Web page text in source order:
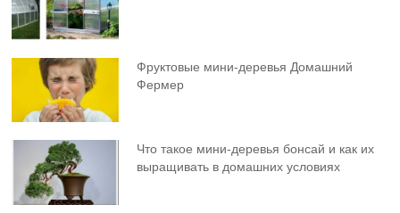
Фруктовыe мини-деревья Домашний
Фермер
Что такое мини-деревья бонсай и как их
выращивать в домашних условиях